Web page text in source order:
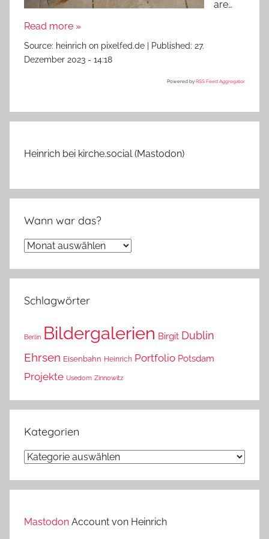
are…
Read more »
Source: heinrich on pixelfed.de Published: 27.
Dezember 2023 - 14:18
Powered by RSS Feed Aggregator
Heinrich bei kirche.social (Mastodon)
Wann war das?
Wann
das?
Schlagwörter
Berlin Bildergalerien Birgit Dublin
Ehrsen Eisenbahn Heinrich Portfolio Potsdam
Projekte Usedom Zinnowitz
Kategorien
Kategorien
Mastodon Account von Heinrich